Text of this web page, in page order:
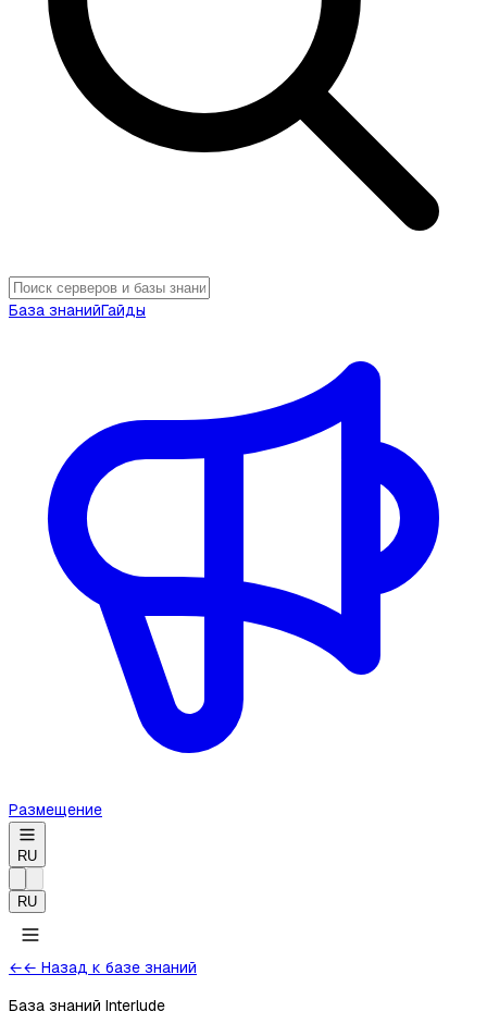
База знанийГайды
Размещение
RU
RU
←← Назад к базе знаний
База знаний Interlude